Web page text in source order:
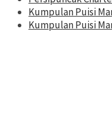
Kumpulan Puisi
Kumpulan Puisi